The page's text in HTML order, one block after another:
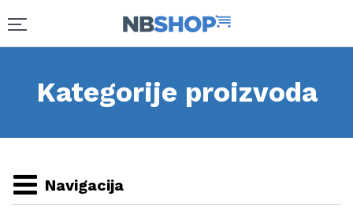
Kategorije proizvoda
Navigacija